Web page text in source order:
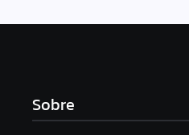
Sobre